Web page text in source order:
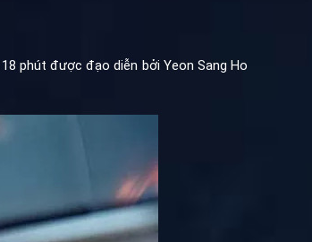
phút được đạo diễn bởi Yeon Sang Ho